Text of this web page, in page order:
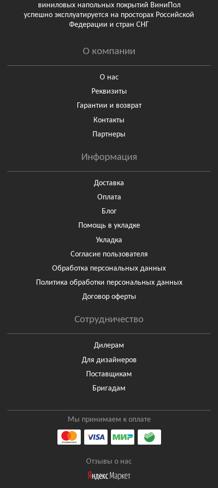
виниловых напольных покрытий ВиниПол
успешно эксплуатируется на просторах Российской
Федерации и стран СНГ
О компании
О нас
Реквизиты
Гарантии и возврат
Контакты
Партнеры
Информация
Доставка
Оплата
Блог
Помощь в укладке
Укладка
Согласие пользователя
Обработка персональных данных
Политика обработки персональных данных
Договор оферты
Сотрудничество
Дилерам
Для дизайнеров
Поставщикам
Бригадам
Мы принимаем к оплате
Отзывы о нас